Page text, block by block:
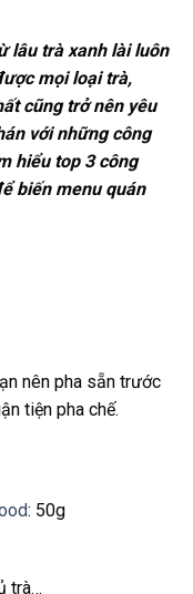
lâu trà xanh lài luôn
mọi loại trà,
cũng trở nên yêu
với những công
hiểu top 3 công
biến menu quán
nên pha sẵn trước
tiện pha chế.
: 50g
trà…